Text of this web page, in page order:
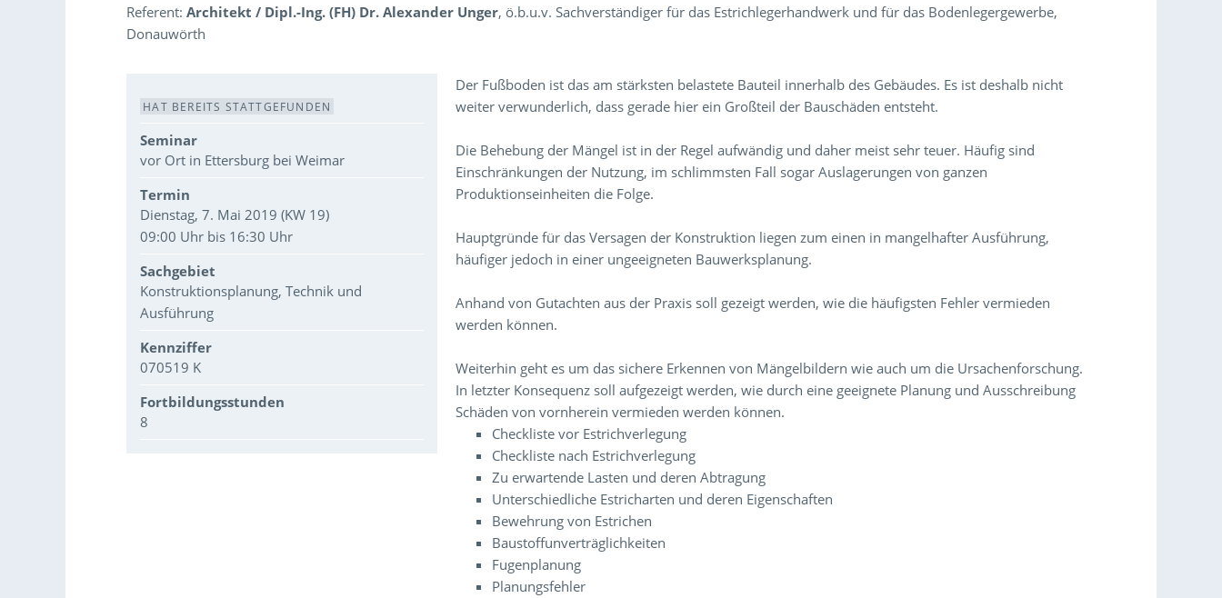
Referent:Architekt / Dipl.-Ing. (FH) Dr. Alexander Unger, ö.b.u.v. Sachverständiger für das Estrichlegerhandwerk und für das Bodenlegergewerbe,
Donauwörth
Veranstaltungsdaten
HAT BEREITS STATTGEFUNDEN
Seminar
vor Ort in Ettersburg bei Weimar
Termin
Dienstag, 7. Mai 2019 (KW 19)
09:00 Uhr bis 16:30 Uhr
Sachgebiet
Konstruktionsplanung, Technik und
Ausführung
Kennziffer
070519 K
Fortbildungsstunden
8
Über den Inhalt der Veranstaltung
Der Fußboden ist das am stärksten belastete Bauteil innerhalb des Gebäudes. Es ist deshalb nicht
weiter verwunderlich, dass gerade hier ein Großteil der Bauschäden entsteht.
Die Behebung der Mängel ist in der Regel aufwändig und daher meist sehr teuer. Häufig sind
Einschränkungen der Nutzung, im schlimmsten Fall sogar Auslagerungen von ganzen
Produktionseinheiten die Folge.
Hauptgründe für das Versagen der Konstruktion liegen zum einen in mangelhafter Ausführung,
häufiger jedoch in einer ungeeigneten Bauwerksplanung.
Anhand von Gutachten aus der Praxis soll gezeigt werden, wie die häufigsten Fehler vermieden
werden können.
Weiterhin geht es um das sichere Erkennen von Mängelbildern wie auch um die Ursachenforschung.
In letzter Konsequenz soll aufgezeigt werden, wie durch eine geeignete Planung und Ausschreibung
Schäden von vornherein vermieden werden können.
Checkliste vor Estrichverlegung
Checkliste nach Estrichverlegung
Zu erwartende Lasten und deren Abtragung
Unterschiedliche Estricharten und deren Eigenschaften
Bewehrung von Estrichen
Baustoffunverträglichkeiten
Fugenplanung
Planungsfehler